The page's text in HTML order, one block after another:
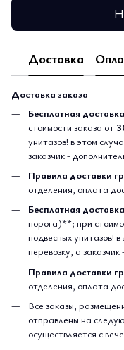
Доставка
Доставка заказа
Бесплатная
стоимости заказа от
унитазов! в этом
заказчик -
Правила доставки
отделения, оплата
Бесплатная
порога)**; при
подвесных унитазов!
перевозку, а
Правила доставки
отделения, оплата
Все заказы,
отправлены на
осуществляется с